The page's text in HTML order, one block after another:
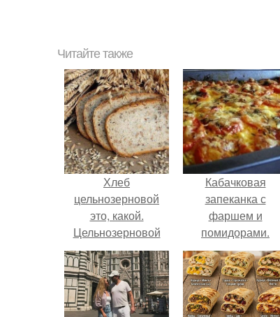
Читайте также
Хлеб
цельнозерновой
это, какой.
Цельнозерновой
хлеб. Настоящий
цельнозерновой
хлеб очень для
здоровья полезен.
Кабачковая
запеканка с
фаршем и
помидорами.